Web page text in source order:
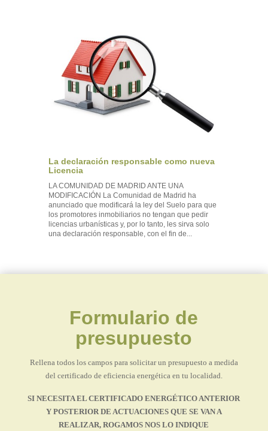
La declaración responsable como nueva
Licencia
LA COMUNIDAD DE MADRID ANTE UNA
MODIFICACIÓN La Comunidad de Madrid ha
anunciado que modificará la ley del Suelo para que
los promotores inmobiliarios no tengan que pedir
licencias urbanísticas y, por lo tanto, les sirva solo
una declaración responsable, con el fin de...
Formulario de
presupuesto
Rellena todos los campos para solicitar un presupuesto a medida
del certificado de eficiencia energética en tu localidad.
SI NECESITA EL CERTIFICADO ENERGÉTICO ANTERIOR
Y POSTERIOR DE ACTUACIONES QUE SE VAN A
REALIZAR, ROGAMOS NOS LO INDIQUE